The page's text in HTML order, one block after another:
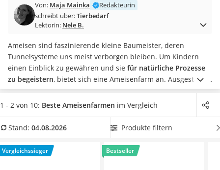
Masturbator
Massagepistole
Reisehaartrockner
Eiweißpulver
Magnesiumpräparat
Katzenklappe
Nackenmassagegerät
Zeckenschutz Katze
Philips-Sonicare-Zahnbürste
Mineralfutter Pferd
Massagegerät
Von: Maja Mainka
Redakteurin
schreibt über:Tierbedarf
Lektorin: Nele B.
Ameisen sind faszinierende kleine Baumeister, deren
Tunnelsysteme uns meist verborgen bleiben. Um Kindern
einen Einblick zu gewähren und sie für natürliche Prozesse
zu begeistern, bietet sich eine Ameisenfarm an. Ausgestattet
mit einerLupewird Ihr Nachwuchs so zum
Nachwuchsforscher.Online-Tests raten zu einer
bietet. In der Tabelle unseres Vergleichs von Ameisenfarmen
Überzeugt hat uns hier im August 2026 besonders das
ModellAntHouse Modell L mit seinen Eigenschaften.
1 - 2 von 10: Beste Ameisenfarmen im Vergleich
Stand: 04.08.2026 Produkte filtern
Vergleichssieger Bestseller